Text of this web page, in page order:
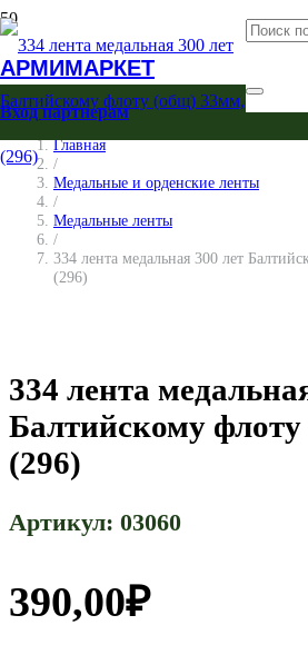
АРМИМАРКЕТ
Вход партнерам
Главная
/
Медальные и орденские ленты
/
Медальные ленты
/
334 лента медальная 300 лет
(296)
334 лента
Балтийскому
(296)
Артикул: 03060
390,00₽